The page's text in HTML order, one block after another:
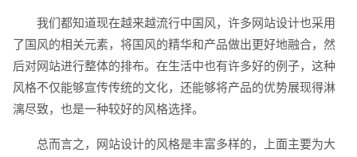
我们都知道现在越来越流行中国风，许多网站设计也采用
了国风的相关元素，将国风的精华和产品做出更好地融合，然
后对网站进行整体的排布。在生活中也有许多好的例子，这种
风格不仅能够宣传传统的文化，还能够将产品的优势展现得淋
漓尽致，也是一种较好的风格选择。
总而言之，网站设计的风格是丰富多样的，上面主要为大
电商及系统平台开发